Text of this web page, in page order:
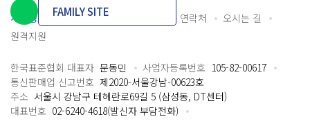
개인정보처리방침 이용약관 담당자 연락처
오시는 길
원격지원
FAMILY SITE
한국표준협회 대표자 문동민 사업자등록번호 105-82-00617
통신판매업 신고번호 제2020-서울강남-00623호
주소 서울시 강남구 테헤란로69길 5 (삼성동, DT센터)
대표번호 02-6240-4618(발신자 부담전화)